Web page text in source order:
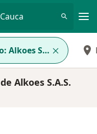
Alkoes S.A.S.
Alkoes S.A.S.